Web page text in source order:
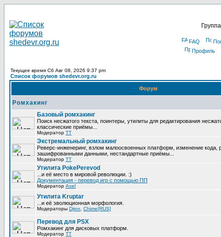
FAQ
Профиль
Текущее время Сб Авг 08, 2026 9:37 pm
Список форумов shedevr.org.ru
Форум
Ромхакинг
Базовый ромхакинг
Поиск несжатого текста, поинтеры, утилиты для редактирования
классические приёмы...
Модератор TT
Экстремальный ромхакинг
Реверс-инженеринг, взлом малоосвоенных платформ, изменение кода,
зашифрованными данными, нестандартные приёмы...
Модератор TT
Утилита PokePerevod
...и её место в мировой революции. :)
Документация - перевод игр с помощью ПП
Модератор Axel
Утилита Kruptar
...и её эволюционная морфология.
Модераторы Djinn Chime[RUS]
Перевод для PSX
Ромхакинг для дисковых платформ.
Модератор TT